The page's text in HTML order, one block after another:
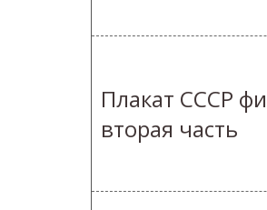
Плакат СССР
вторая часть